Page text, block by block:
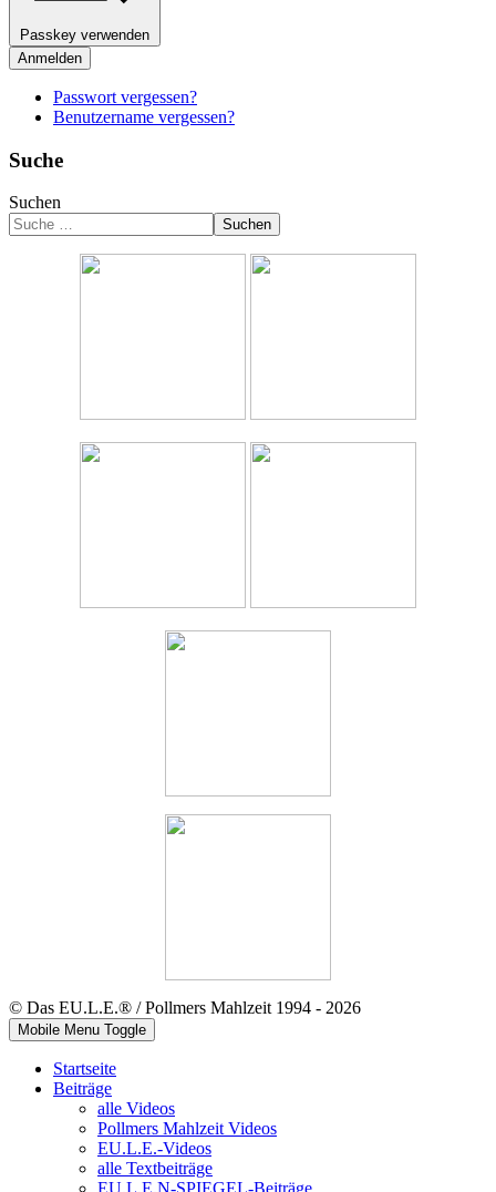
Passkey verwenden
Anmelden
Passwort vergessen?
Benutzername vergessen?
Suche
Suchen
Suchen
© Das EU.L.E.® / Pollmers Mahlzeit 1994 - 2026
Mobile Menu Toggle
Startseite
Beiträge
alle Videos
Pollmers Mahlzeit Videos
EU.L.E.-Videos
alle Textbeiträge